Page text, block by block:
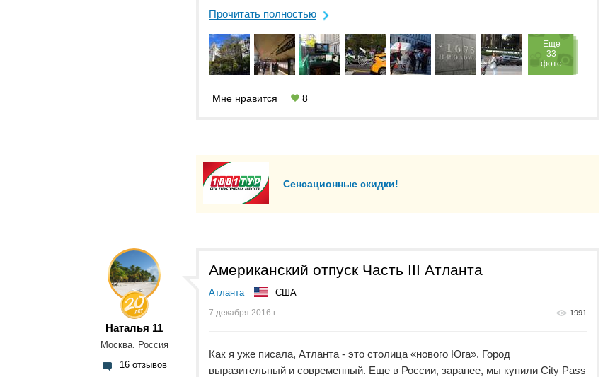
Прочитать полностью
Eще
33
фото
Мне нравится 8
Сенсационные скидки!
Наталья 11
Москва. Россия
16 отзывов
Американский отпуск Часть III Атланта
Атланта США
7 декабря 2016 г. 1991
Как я уже писала, Атланта - это столица «нового Юга». Город
выразительный и современный. Еще в России, заранее, мы купили City Pass